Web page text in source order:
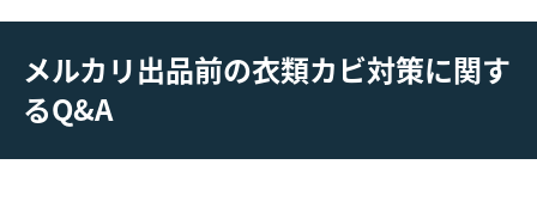
メルカリ出品前の衣類カビ対策に関す
るQ&A